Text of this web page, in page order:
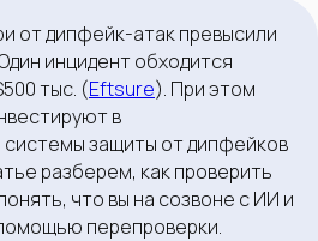
от дипфейк-атак превысили
инцидент обходится
тыс. (Eftsure). При этом
в
защиты от дипфейков
разберем, как проверить
что вы на созвоне с ИИ и
перепроверки.